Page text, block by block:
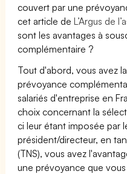
couvert par une
cet article deL’Argus de
sont les avantages à
complémentaire ?
Tout d'abord, vous avez
prévoyance
salariés d'entreprise en
choix concernant la
ci leur étant imposée par
président/directeur, en
(TNS), vous avez
une prévoyance que